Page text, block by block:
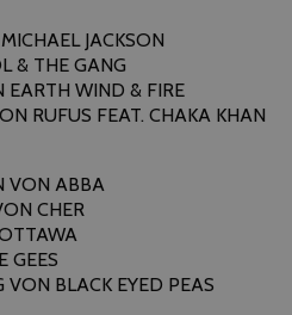
JACKSON
& THE GANG
EARTH WIND & FIRE
RUFUS FEAT. CHAKA KHAN
VON ABBA
CHER
GEES
VON BLACK EYED PEAS